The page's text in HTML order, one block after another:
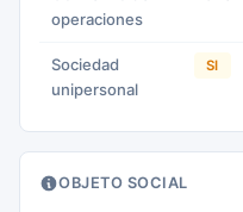
operaciones
Sociedad
unipersonal
SI
OBJETO SOCIAL